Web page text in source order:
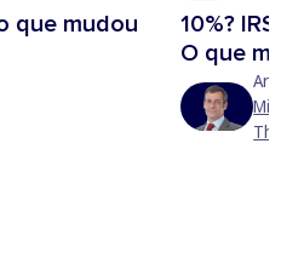
que mudou
10%?
O que